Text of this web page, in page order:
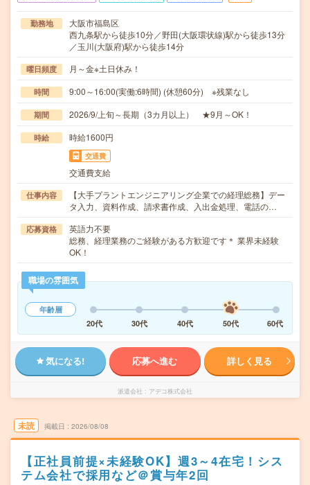
勤務地
大阪市福島区
西九条駅から徒歩10分／野田(大阪環状線)駅から徒歩13分
／玉川(大阪府)駅から徒歩14分
曜日頻度 月～金※土日休み！
時間 9:00～16:00(実働:6時間) (休憩60分) ※残業なし
期間 2026/9/上旬～長期（3カ月以上） ★9月～OK！
時給 時給1600円
交通費
交通費支給
仕事内容
【大手プラントエンジニアリング企業での経理総務】デー
タ入力、資料作成、請求書作成、入出金処理、電話の…
応募資格
英語力不要
総務、経理業務のご経験がある方歓迎です＊ 業界未経験
OK！
職場の雰囲気
年齢層
20代
30代 40代 50代 60代
気になる! 応募へ進む 詳しく見る
派遣会社 アデコ株式会社
未読 掲載日 2026/08/08
【正社員前提×未経験OK】週3～4在宅！シス
テム会社で採用など＠賞与年2回